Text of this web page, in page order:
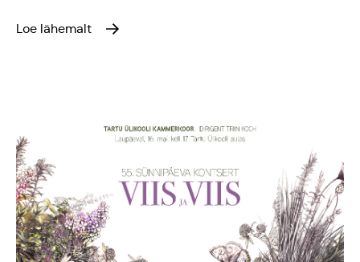
Emakeelne ülikool
tähistas sünnipäeva
Galakontsert
"Baltikum tantsib"
Loe lähemalt